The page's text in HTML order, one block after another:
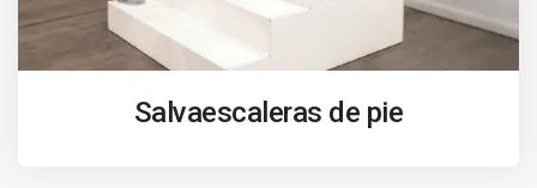
Salvaescaleras de pie